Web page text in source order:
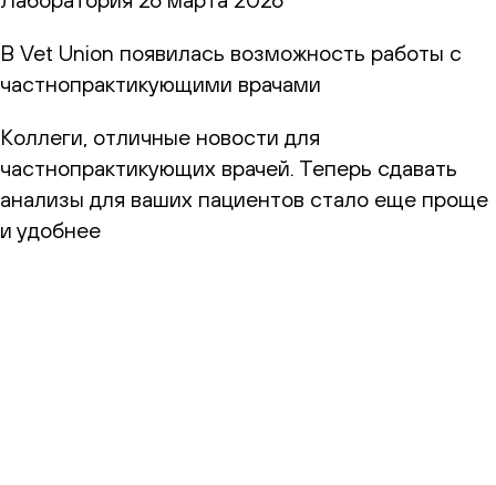
В Vet Union появилась возможность работы с
частнопрактикующими врачами
Коллеги, отличные новости для
частнопрактикующих врачей. Теперь сдавать
анализы для ваших пациентов стало еще проще
и удобнее